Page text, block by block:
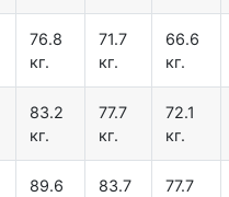
76.8
кг.
71.7
кг.
66.6
кг.
83.2
кг.
77.7
кг.
72.1
кг.
89.6
83.7
77.7